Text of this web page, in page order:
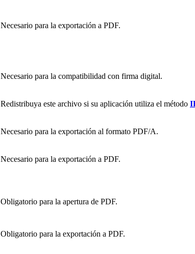
Necesario para la exportación a PDF.
Necesario para la compatibilidad con firma digital.
Redistribuya este archivo si su aplicación utiliza el método
Necesario para la exportación al formato PDF/A.
Necesario para la exportación a PDF.
Obligatorio para la apertura de PDF.
Obligatorio para la exportación a PDF.